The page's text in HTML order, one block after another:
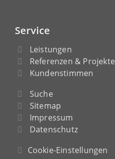
Service
Leistungen
Referenzen & Projekte
Kundenstimmen
Suche
Sitemap
Impressum
Datenschutz
Cookie-Einstellungen